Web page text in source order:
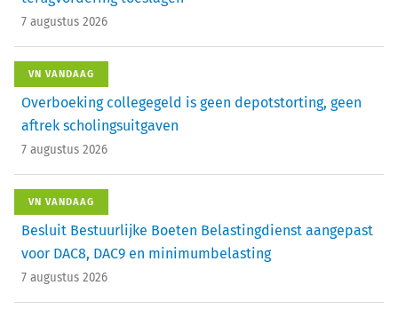
7 augustus 2026
VN VANDAAG
Overboeking collegegeld is geen depotstorting, geen
aftrek scholingsuitgaven
7 augustus 2026
VN VANDAAG
Besluit Bestuurlijke Boeten Belastingdienst aangepast
voor DAC8, DAC9 en minimumbelasting
7 augustus 2026